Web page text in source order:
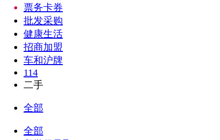
票务卡券
批发采购
健康生活
招商加盟
车和沪牌
114
二手
全部
全部